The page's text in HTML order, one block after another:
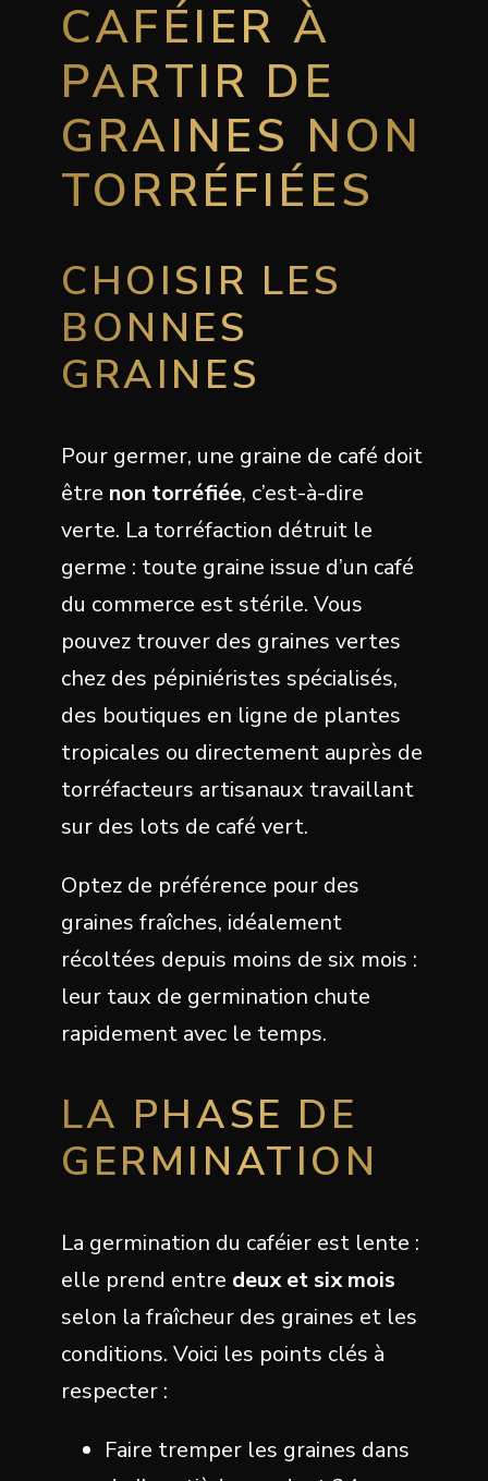
CAFÉIER À
PARTIR DE
GRAINES NON
TORRÉFIÉES
CHOISIR LES
BONNES
GRAINES
Pour germer, une graine de café doit
être non torréfiée, c’est-à-dire
verte. La torréfaction détruit le
germe : toute graine issue d’un café
du commerce est stérile. Vous
pouvez trouver des graines vertes
chez des pépiniéristes spécialisés,
des boutiques en ligne de plantes
tropicales ou directement auprès de
torréfacteurs artisanaux travaillant
sur des lots de café vert.
Optez de préférence pour des
graines fraîches, idéalement
récoltées depuis moins de six mois :
leur taux de germination chute
rapidement avec le temps.
LA PHASE DE
GERMINATION
La germination du caféier est lente :
elle prend entre deux et six mois
selon la fraîcheur des graines et les
conditions. Voici les points clés à
respecter :
Faire tremper les graines dans